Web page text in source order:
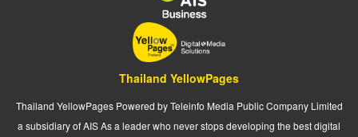
Thailand YellowPages
Thailand YellowPages Powered by Teleinfo Media Public Company Limited
a subsidiary of AIS As a leader who never stops developing the best digital